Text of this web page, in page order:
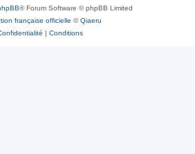
® Forum Software © phpBB Limited
française officielle ©Qiaeru
| Conditions